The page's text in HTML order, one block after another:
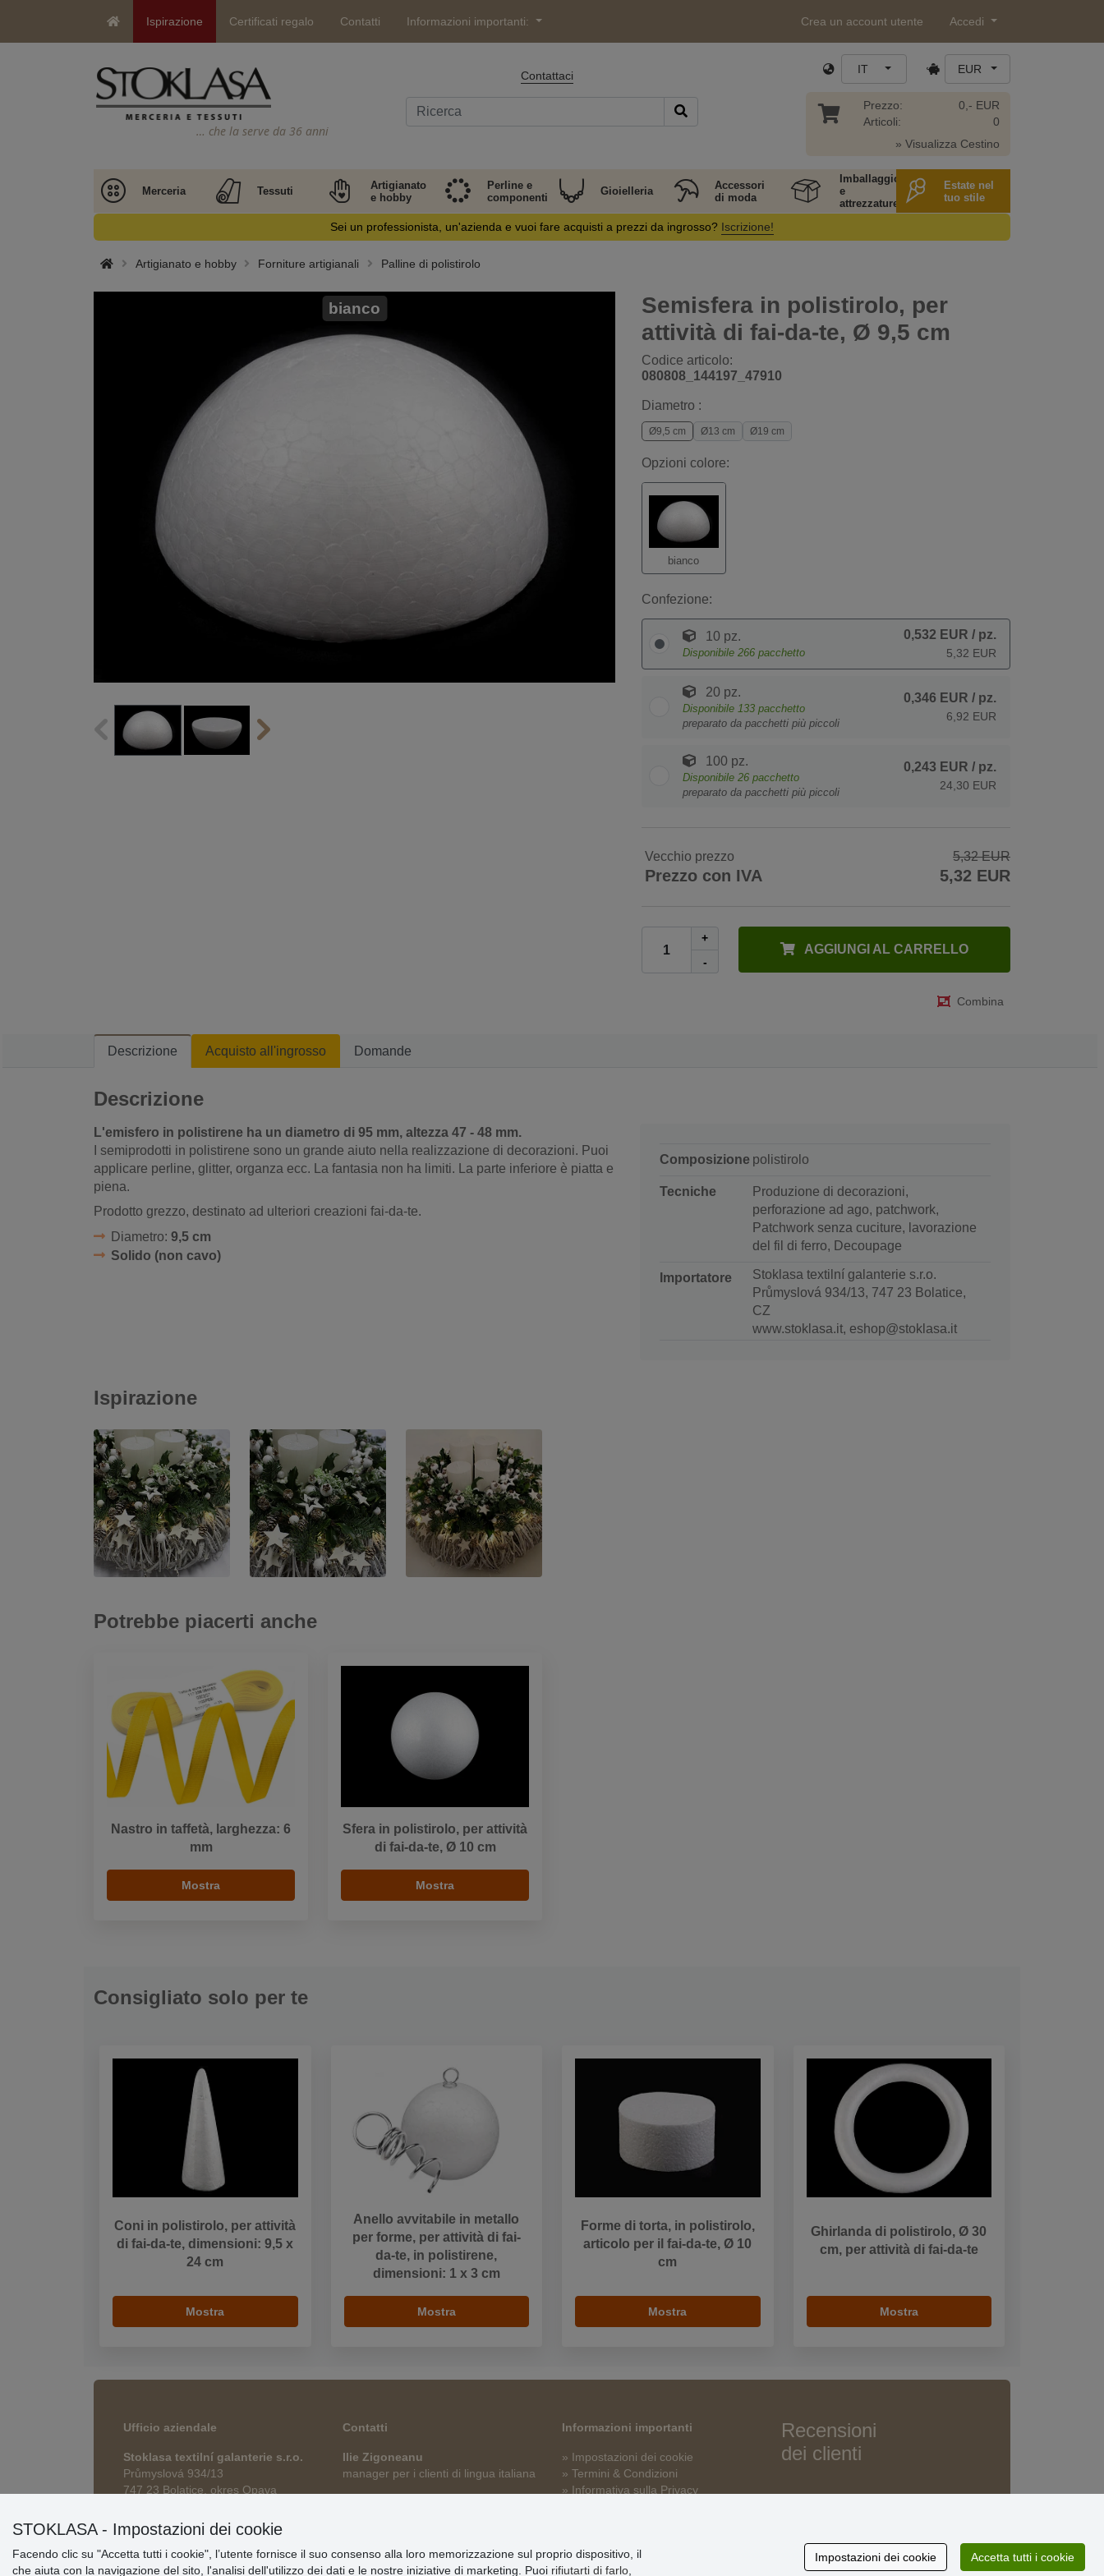
Ispirazione Certificati regalo Contatti Informazioni importanti: Crea un account utente Accedi
… che la serve da 36 anni
Contattaci IT EUR
Prezzo:
Articoli:
0,- EUR
0
» Visualizza Cestino
Merceria Tessuti
Artigianato
e hobby
Perline e
componenti
Gioielleria
Accessori
di moda
Imballaggio
e
attrezzature
Estate nel
tuo stile
Sei un professionista, un'azienda e vuoi fare acquisti a prezzi da ingrosso? Iscrizione!
Artigianato e hobby Forniture artigianali Palline di polistirolo
Semisfera in polistirolo, per
attività di fai-da-te, Ø 9,5 cm
Codice articolo:
080808_144197_47910
bianco
Diametro :
Ø9,5 cm Ø13 cm Ø19 cm
Opzioni colore:
bianco
Confezione:
10 pz.
Disponibile 266 pacchetto
0,532 EUR / pz.
5,32 EUR
20 pz.
Disponibile 133 pacchetto
preparato da pacchetti più piccoli
0,346 EUR / pz.
6,92 EUR
100 pz.
Disponibile 26 pacchetto
preparato da pacchetti più piccoli
0,243 EUR / pz.
24,30 EUR
Vecchio prezzo 5,32 EUR
Prezzo con IVA 5,32 EUR
+
-
AGGIUNGI AL CARRELLO
Combina
Descrizione Acquisto all'ingrosso Domande
Descrizione
L'emisfero in polistirene ha un diametro di 95 mm, altezza 47 - 48 mm.
I semiprodotti in polistirene sono un grande aiuto nella realizzazione di decorazioni. Puoi
applicare perline, glitter, organza ecc. La fantasia non ha limiti. La parte inferiore è piatta e
piena.
Prodotto grezzo, destinato ad ulteriori creazioni fai-da-te.
Diametro: 9,5 cm
Solido (non cavo)
Composizione polistirolo
Tecniche
Produzione di decorazioni,
perforazione ad ago, patchwork,
Patchwork senza cuciture, lavorazione
del fil di ferro, Decoupage
Importatore
Stoklasa textilní galanterie s.r.o.
Průmyslová 934/13, 747 23 Bolatice,
CZ
www.stoklasa.it, eshop@stoklasa.it
Ispirazione
Potrebbe piacerti anche
Nastro in taffetà, larghezza: 6
mm
Mostra
Sfera in polistirolo, per attività
di fai-da-te, Ø 10 cm
Mostra
Consigliato solo per te
Coni in polistirolo, per attività
di fai-da-te, dimensioni: 9,5 x
24 cm
Mostra
Anello avvitabile in metallo
per forme, per attività di fai-
da-te, in polistirene,
dimensioni: 1 x 3 cm
Mostra
Forme di torta, in polistirolo,
articolo per il fai-da-te, Ø 10
cm
Mostra
Ghirlanda di polistirolo, Ø 30
cm, per attività di fai-da-te
Mostra
Ufficio aziendale
Stoklasa textilní galanterie s.r.o.
Průmyslová 934/13
747 23 Bolatice, okres Opava
Contatti
Ilie Zigoneanu
manager per i clienti di lingua italiana
Informazioni importanti
» Impostazioni dei cookie
» Termini & Condizioni
» Informativa sulla Privacy
Recensioni
dei clienti
STOKLASA - Impostazioni dei cookie
Facendo clic su "Accetta tutti i cookie", l’utente fornisce il suo consenso alla loro memorizzazione sul proprio dispositivo, il
che aiuta con la navigazione del sito, l'analisi dell'utilizzo dei dati e le nostre iniziative di marketing. Puoi rifiutarti di farlo
Impostazioni dei cookie Accetta tutti i cookie